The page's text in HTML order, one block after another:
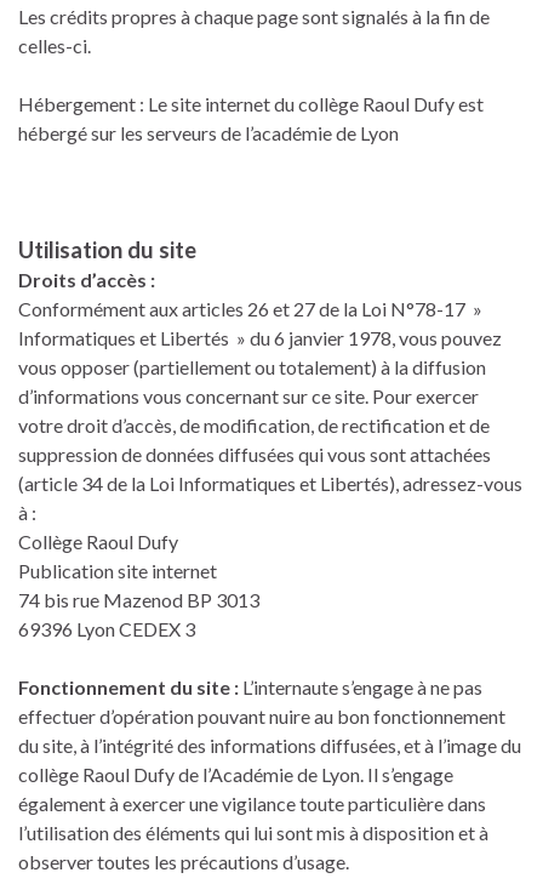
Les crédits propres à chaque page sont signalés à la fin de
celles-ci.
Hébergement : Le site internet du collège Raoul Dufy est
hébergé sur les serveurs de l’académie de Lyon
Utilisation du site
Droits d’accès :
Conformément aux articles 26 et 27 de la Loi N°78-17 »
Informatiques et Libertés » du 6 janvier 1978, vous pouvez
vous opposer (partiellement ou totalement) à la diffusion
d’informations vous concernant sur ce site. Pour exercer
votre droit d’accès, de modification, de rectification et de
suppression de données diffusées qui vous sont attachées
(article 34 de la Loi Informatiques et Libertés), adressez-vous
à :
Collège Raoul Dufy
Publication site internet
74 bis rue Mazenod BP 3013
69396 Lyon CEDEX 3
Fonctionnement du site : L’internaute s’engage à ne pas
effectuer d’opération pouvant nuire au bon fonctionnement
du site, à l’intégrité des informations diffusées, et à l’image du
collège Raoul Dufy de l’Académie de Lyon. Il s’engage
également à exercer une vigilance toute particulière dans
l’utilisation des éléments qui lui sont mis à disposition et à
observer toutes les précautions d’usage.